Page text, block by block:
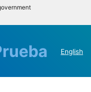
English